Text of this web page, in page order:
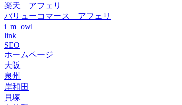
楽天 アフェリ
バリューコマース アフェリ
i_m_owl
link
SEO
ホームページ
大阪
泉州
岸和田
貝塚